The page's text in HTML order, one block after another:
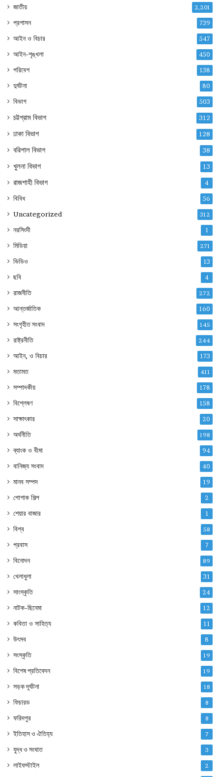
জাতীয় 2,201
প্রশাসন 739
আইন ও বিচার 547
আইন-শৃঙ্খলা 450
পরিবেশ 138
দুর্ঘটনা 80
বিভাগ 503
চট্টগ্রাম বিভাগ 312
ঢাকা বিভাগ 128
বরিশাল বিভাগ 38
খুলনা বিভাগ 13
রাজশাহী বিভাগ 4
বিবিধ 56
Uncategorized 312
নরসিংদী 1
মিডিয়া 271
ভিডিও 13
ছবি 4
রাজনীতি 272
আন্তর্জাতিক 160
সংগৃহীত সংবাদ 145
রাষ্ট্রনীতি 244
আইন, ও বিচার 173
মতামত 411
সম্পাদকীয় 178
বিশ্লেষণ 158
সাক্ষাৎকার 20
অর্থনীতি 198
ব্যাংক ও বীমা 94
বানিজ্য সংবাদ 40
মানব সম্পদ 19
পোশাক শিল্প 2
শেয়ার বাজার 1
বিশ্ব 58
প্রবাস 7
বিনোদন 89
খেলাধুলা 31
সাংস্কৃতি 24
নাটক-ছিনেমা 12
কবিতা ও সাহিত্য 11
উৎসব 8
সংস্কৃতি 19
বিশেষ প্রতিবেদন 19
সড়ক দূর্ঘটনা 18
ফিচারড 8
ফরিদপুর 8
ইতিহাস ও ঐতিহ্য 7
যুদ্ধ ও সংঘাত 3
লাইফস্টাইল 2